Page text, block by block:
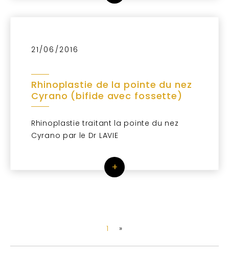
21/06/2016
Rhinoplastie de la pointe du nez
Cyrano (bifide avec fossette)
Rhinoplastie traitant la pointe du nez
Cyrano par le Dr LAVIE
+
1 »